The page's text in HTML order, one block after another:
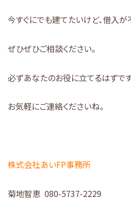
今すぐにでも建てたいけど、借入
ぜひぜひご相談ください。
必ずあなたのお役に立てるはずです
お気軽にご連絡くださいね。
株式会社あいFP事務所
菊地智恵 080-5737-2229